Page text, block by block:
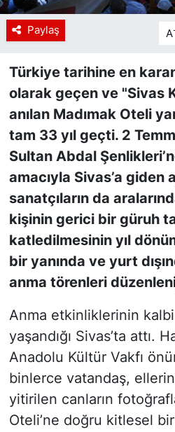
Paylaş A
Türkiye tarihine en
olarak geçen ve "Sivas
anılan Madımak Oteli
tam 33 yıl geçti. 2
Sultan Abdal
amacıyla Sivas’a giden
sanatçıların da
kişinin gerici bir güruh
katledilmesinin yıl
bir yanında ve yurt
anma törenleri
Anma etkinliklerinin kalbi
yaşandığı Sivas’ta attı.
Anadolu Kültür Vakfı
binlerce vatandaş,
yitirilen canların
Oteli’ne doğru kitlesel